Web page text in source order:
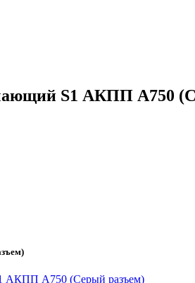
S1 АКПП A750